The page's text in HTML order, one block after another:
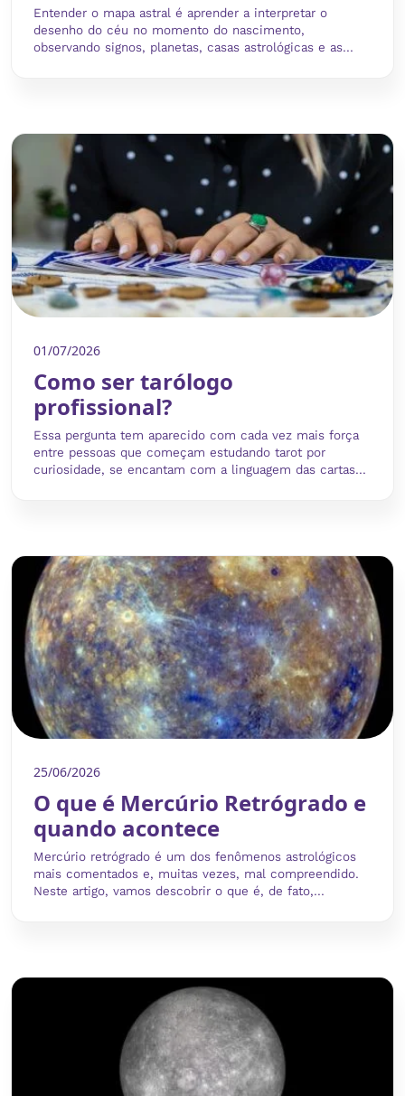
Entender o mapa astral é aprender a interpretar o
desenho do céu no momento do nascimento,
observando signos, planetas, casas astrológicas e as...
01/07/2026
Como ser tarólogo
profissional?
Essa pergunta tem aparecido com cada vez mais força
entre pessoas que começam estudando tarot por
curiosidade, se encantam com a linguagem das cartas...
25/06/2026
O que é Mercúrio Retrógrado e
quando acontece
Mercúrio retrógrado é um dos fenômenos astrológicos
mais comentados e, muitas vezes, mal compreendido.
Neste artigo, vamos descobrir o que é, de fato,...